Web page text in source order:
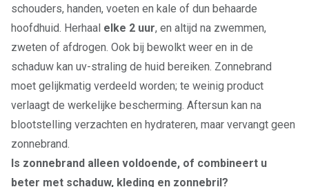
schouders, handen, voeten en kale of dun behaarde
hoofdhuid. Herhaal elke 2 uur, en altijd na zwemmen,
zweten of afdrogen. Ook bij bewolkt weer en in de
schaduw kan uv-straling de huid bereiken. Zonnebrand
moet gelijkmatig verdeeld worden; te weinig product
verlaagt de werkelijke bescherming. Aftersun kan na
blootstelling verzachten en hydrateren, maar vervangt geen
zonnebrand.
Is zonnebrand alleen voldoende, of combineert u
beter met schaduw, kleding en zonnebril?